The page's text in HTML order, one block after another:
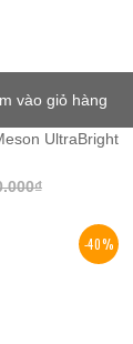
vào giỏ hàng
UltraBright
₫
-40%